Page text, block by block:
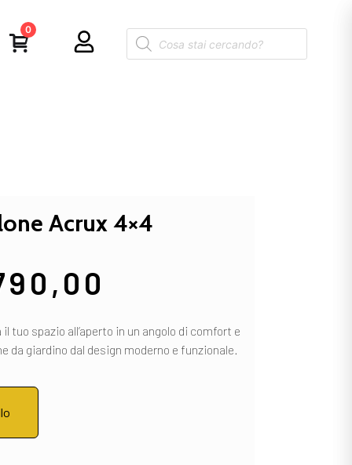
0
Acrux 4×4
tuo spazio all’aperto in un angolo di comfort e
da giardino dal design moderno e funzionale.